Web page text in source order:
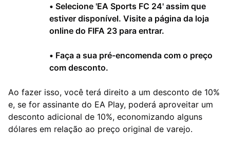
• Selecione 'EA Sports FC 24' assim que
estiver disponível. Visite a página da loja
online do FIFA 23 para entrar.
• Faça a sua pré-encomenda com o preço
com desconto.
Ao fazer isso, você terá direito a um desconto de 10%
e, se for assinante do EA Play, poderá aproveitar um
desconto adicional de 10%, economizando alguns
dólares em relação ao preço original de varejo.